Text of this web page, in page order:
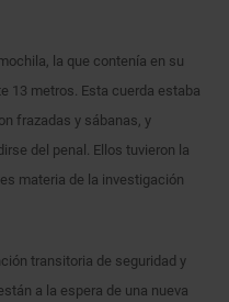
la que contenía en su
13 metros. Esta cuerda estaba
frazadas y sábanas, y
del penal. Ellos tuvieron la
materia de la investigación
transitoria de seguridad y
a la espera de una nueva